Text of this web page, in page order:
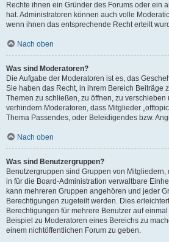
Rechte ihnen ein Gründer des Forums oder ein
hat. Administratoren können auch volle
wenn ihnen das entsprechende Recht erteilt
Nach oben
Was sind Moderatoren?
Die Aufgabe der Moderatoren ist es, das
Sie haben das Recht, in ihrem Bereich Beiträge
Themen zu schließen, zu öffnen, zu
verhindern Moderatoren, dass Mitglieder
Thema Passendes, oder Beleidigendes bzw.
Nach oben
Was sind Benutzergruppen?
Benutzergruppen sind Gruppen von
in für die Board-Administration verwaltbare
kann mehreren Gruppen angehören und jeder
Berechtigungen zugeteilt werden. Dies
Berechtigungen für mehrere Benutzer auf
Beispiel zu Moderatoren eines Bereichs zu
einem nichtöffentlichen Forum zu geben.